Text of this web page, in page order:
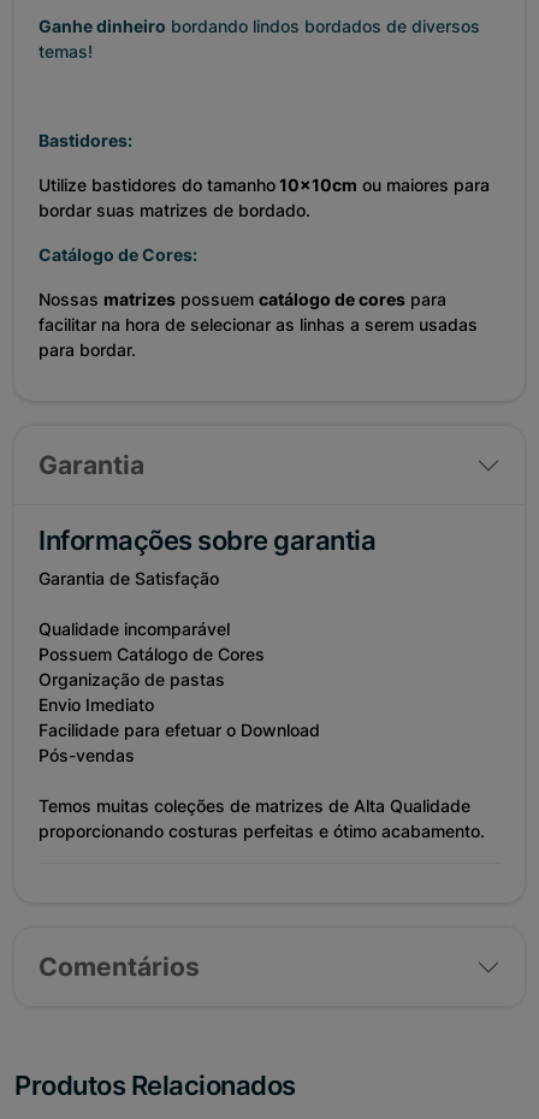
Ganhe dinheiro bordando lindos bordados de diversos
temas!
Bastidores:
Utilize bastidores do tamanho10x10cm ou maiores para
bordar suas matrizes de bordado.
Catálogo de Cores:
Nossas matrizes possuem catálogo de cores para
facilitar na hora de selecionar as linhas a serem usadas
para bordar.
Garantia
Informações sobre garantia
Garantia de Satisfação
Qualidade incomparável
Possuem Catálogo de Cores
Organização de pastas
Envio Imediato
Facilidade para efetuar o Download
Pós-vendas
Temos muitas coleções de matrizes de Alta Qualidade
proporcionando costuras perfeitas e ótimo acabamento.
Comentários
Produtos Relacionados